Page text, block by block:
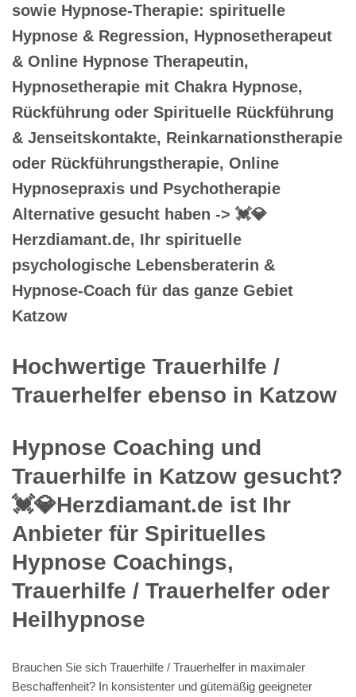
sowie Hypnose-Therapie: spirituelle
Hypnose & Regression, Hypnosetherapeut
& Online Hypnose Therapeutin,
Hypnosetherapie mit Chakra Hypnose,
Rückführung oder Spirituelle Rückführung
& Jenseitskontakte, Reinkarnationstherapie
oder Rückführungstherapie, Online
Hypnosepraxis und Psychotherapie
Alternative gesucht haben -> 💓️💎
Herzdiamant.de, Ihr spirituelle
psychologische Lebensberaterin &
Hypnose-Coach für das ganze Gebiet
Katzow
Hochwertige Trauerhilfe /
Trauerhelfer ebenso in Katzow
Hypnose Coaching und
Trauerhilfe in Katzow gesucht?
💓️💎Herzdiamant.de ist Ihr
Anbieter für Spirituelles
Hypnose Coachings,
Trauerhilfe / Trauerhelfer oder
Heilhypnose
Brauchen Sie sich Trauerhilfe / Trauerhelfer in maximaler
Beschaffenheit? In konsistenter und gütemäßig geeigneter